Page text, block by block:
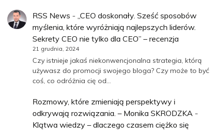
RSS News - „CEO doskonały. Sześć sposobów
myślenia, które wyróżniają najlepszych liderów.
Sekrety CEO nie tylko dla CEO” – recenzja
21 grudnia, 2024
Czy istnieje jakaś niekonwencjonalna strategia, którą
używasz do promocji swojego bloga? Czy może to być
coś, co odróżnia cię od…
Rozmowy, które zmieniają perspektywy i
odkrywają rozwiązania. – Monika SKRODZKA -
Klątwa wiedzy – dlaczego czasem ciężko się